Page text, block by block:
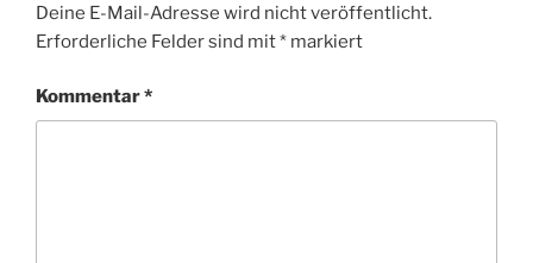
Deine E-Mail-Adresse wird nicht veröffentlicht.
Erforderliche Felder sind mit* markiert
Kommentar*